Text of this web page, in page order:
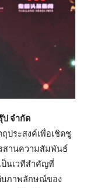
ป จำกัด
ประสงค์เพื่อเชิดชู
สานความสัมพันธ์
ป็นเวทีสำคัญที่
บภาพลักษณ์ของ